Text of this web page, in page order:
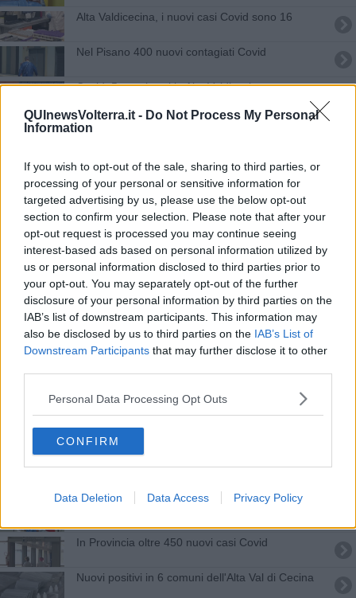
QUInewsVolterra.it - Do Not Process My Personal
Information
If you wish to opt-out of the sale, sharing to third parties, or
processing of your personal or sensitive information for
targeted advertising by us, please use the below opt-out
section to confirm your selection. Please note that after your
opt-out request is processed you may continue seeing
interest-based ads based on personal information utilized by
us or personal information disclosed to third parties prior to
your opt-out. You may separately opt-out of the further
disclosure of your personal information by third parties on the
IAB’s list of downstream participants. This information may
also be disclosed by us to third parties on the IAB’s List of
Downstream Participants that may further disclose it to other
Personal Data Processing Opt Outs
CONFIRM
Data Deletion Data Access Privacy Policy
Alta Valdicecina, i nuovi casi Covid sono 16
Nel Pisano 400 nuovi contagiati Covid
Covid, 5 nuovi casi in Alta Valdicecina
Covid, contagi a due cifre nel Pisano
Covid, in Provincia ancora oltre 200 nuovi casi
Covid, un decesso e 283 nuovi casi nel Pisano
Covid, altri 13 nuovi casi in Alta Valdicecina
Covid, in Alta Valdicecina ci sono 23 nuovi casi
Oltre 400 nuovi casi di Covid in provincia di Pisa
Nel Pisano più di 250 nuovi casi e un decesso
Covid, i nuovi contagi in Alta Valdicecina sono 22
Covid, in Alta Valdicecina altri 28 nuovi casi
In Provincia oltre 450 nuovi casi Covid
Nuovi positivi in 6 comuni dell'Alta Val di Cecina